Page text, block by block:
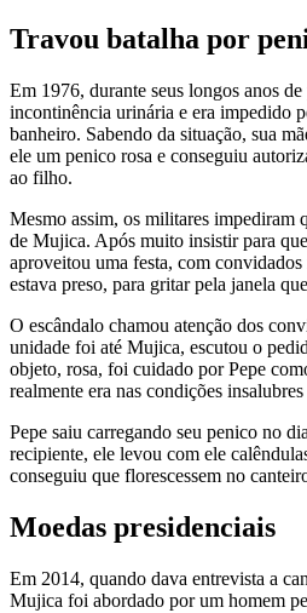
Travou batalha por
Em 1976, durante seus longos anos
incontinência urinária e era impedido
banheiro. Sabendo da situação, sua
ele um penico rosa e conseguiu
ao filho.
Mesmo assim, os militares impediram
de Mujica. Após muito insistir para
aproveitou uma festa, com
estava preso, para gritar pela janela
O escândalo chamou atenção dos
unidade foi até Mujica, escutou o
objeto, rosa, foi cuidado por Pepe
realmente era nas condições
Pepe saiu carregando seu penico no
recipiente, ele levou com ele
conseguiu que florescessem no
Moedas presidenciais
Em 2014, quando dava entrevista a
Mujica foi abordado por um homem